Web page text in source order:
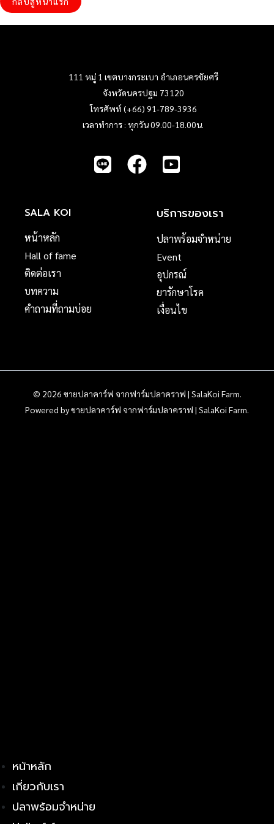
111 หมู่ 1 เขตบางกระเบา อำเภอนครชัยศรี
จังหวัดนครปฐม 73120
โทรศัพท์ (+66) 91-789-3936
เวลาทำการ : ทุกวัน 09.00-18.00น.
SALA KOI
หน้าหลัก
Hall of fame
ติดต่อเรา
บทความ
คำถามที่ถามบ่อย
บริการของเรา
ปลาพร้อมจำหน่าย
Event
อุปกรณ์
ยารักษาโรค
เงื่อนไข
© 2026 ขายปลาคาร์ฟ จากฟาร์มปลาคราฟ | SalaKoi Farm.
Powered by ขายปลาคาร์ฟ จากฟาร์มปลาคราฟ | SalaKoi Farm.
หน้าหลัก
เกี่ยวกับเรา
ปลาพร้อมจำหน่าย